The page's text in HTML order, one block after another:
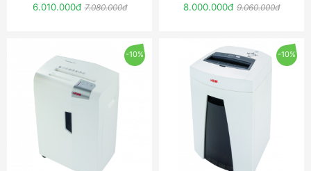
6.010.000đ 7.080.000đ 8.000.000đ 9.060.000đ
-10% -10%